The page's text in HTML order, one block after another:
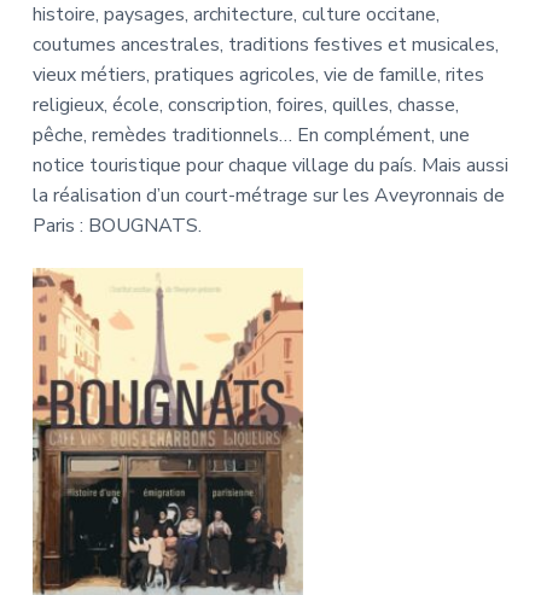
histoire, paysages, architecture, culture occitane,
coutumes ancestrales, traditions festives et musicales,
vieux métiers, pratiques agricoles, vie de famille, rites
religieux, école, conscription, foires, quilles, chasse,
pêche, remèdes traditionnels… En complément, une
notice touristique pour chaque village du país. Mais aussi
la réalisation d’un court-métrage sur les Aveyronnais de
Paris : BOUGNATS.